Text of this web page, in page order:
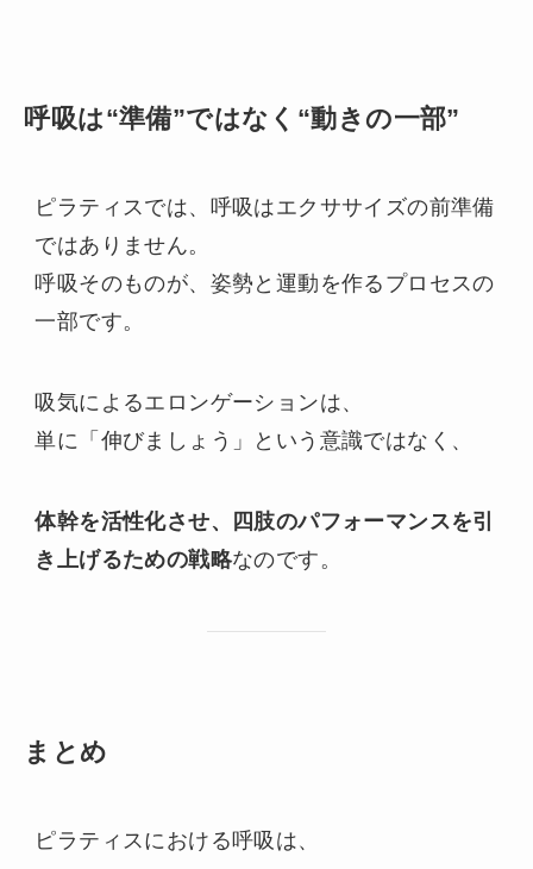
呼吸は“準備”ではなく“動きの一部”
ピラティスでは、呼吸はエクササイズの前準備
ではありません。
呼吸そのものが、姿勢と運動を作るプロセスの
一部です。
吸気によるエロンゲーションは、
単に「伸びましょう」という意識ではなく、
体幹を活性化させ、四肢のパフォーマンスを引
き上げるための戦略なのです。
まとめ
ピラティスにおける呼吸は、